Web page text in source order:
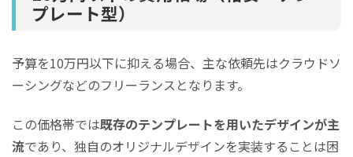
プレート型）
予算を10万円以下に抑える場合、主な依頼先はクラウドソ
ーシングなどのフリーランスとなります。
この価格帯では既存のテンプレートを用いたデザインが主
流であり、独自のオリジナルデザインを実装することは困